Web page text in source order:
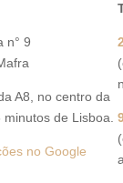
n° 9
A8, no centro da
minutos de Lisboa.
no Google